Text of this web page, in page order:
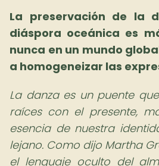
La preservación de la
diáspora oceánica es
nunca en un mundo
a homogeneizar las
La danza es un puente
raíces con el presente,
esencia de nuestra
lejano. Como dijo Martha
el lenguaje oculto del